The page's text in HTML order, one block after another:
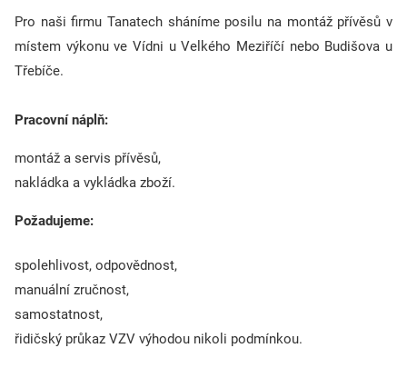
Pro naši firmu Tanatech sháníme posilu na montáž přívěsů v
místem výkonu ve Vídni u Velkého Meziříčí nebo Budišova u
Třebíče.
Pracovní náplň:
montáž a servis přívěsů,
nakládka a vykládka zboží.
Požadujeme:
spolehlivost, odpovědnost,
manuální zručnost,
samostatnost,
řidičský průkaz VZV výhodou nikoli podmínkou.